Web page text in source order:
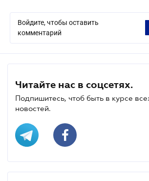
Войдите, чтобы оставить
комментарий
Читайте нас в соцсетях.
Подпишитесь, чтоб быть в курсе
новостей.